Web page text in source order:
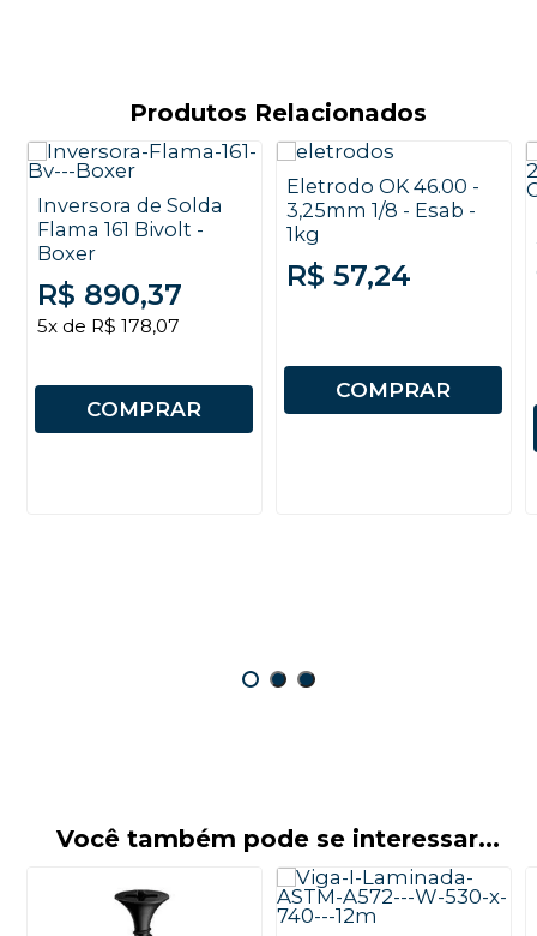
Produtos Relacionados
Inversora de Solda
Flama 161 Bivolt -
Boxer
R$ 890,37
5x de R$ 178,07
COMPRAR
Eletrodo OK 46.00 -
3,25mm 1/8 - Esab -
1kg
R$ 57,24
COMPRAR
Você também pode se interessar...